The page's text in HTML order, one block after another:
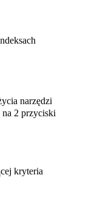
narzędzi
2 przyciski
kryteria